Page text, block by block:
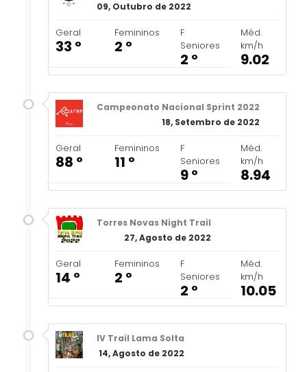
09, Outubro de 2022
Geral
33 º
Femininos
2 º
F
Seniores
2 º
Méd.
km/h
9.02
Campeonato Nacional Sprint 2022
18, Setembro de 2022
Geral
88 º
Femininos
11 º
F
Seniores
9 º
Méd.
km/h
8.94
Torres Novas Night Trail
27, Agosto de 2022
Geral
14 º
Femininos
2 º
F
Seniores
2 º
Méd.
km/h
10.05
IV Trail Lama Solta
14, Agosto de 2022